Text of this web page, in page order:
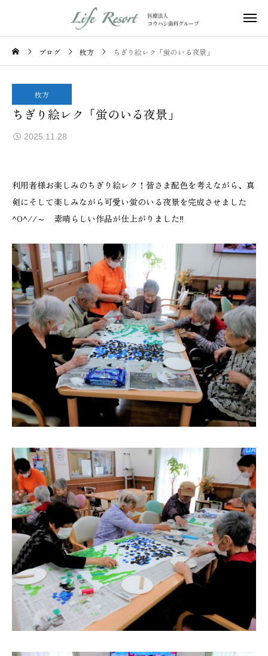
ブログ 枚方 ちぎり絵レク「蛍のいる夜景」
枚方
ちぎり絵レク「蛍のいる夜景」
2025.11.28
利用者様お楽しみのちぎり絵レク！皆さま配色を考えながら、真
剣にそして楽しみながら可愛い蛍のいる夜景を完成させました
^O^//～ 素晴らしい作品が仕上がりました‼